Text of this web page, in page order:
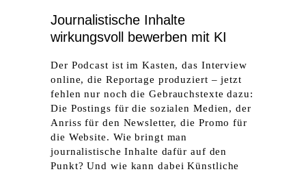
Journalistische Inhalte
wirkungsvoll bewerben mit KI
Der Podcast ist im Kasten, das Interview
online, die Reportage produziert – jetzt
fehlen nur noch die ­Gebrauchstexte dazu:
Die Postings für die sozialen Medien, der
Anriss für den Newsletter, die ­Promo für
die Website. Wie bringt man
journalistische Inhalte dafür auf den
Punkt? Und wie kann ­dabei Künstliche